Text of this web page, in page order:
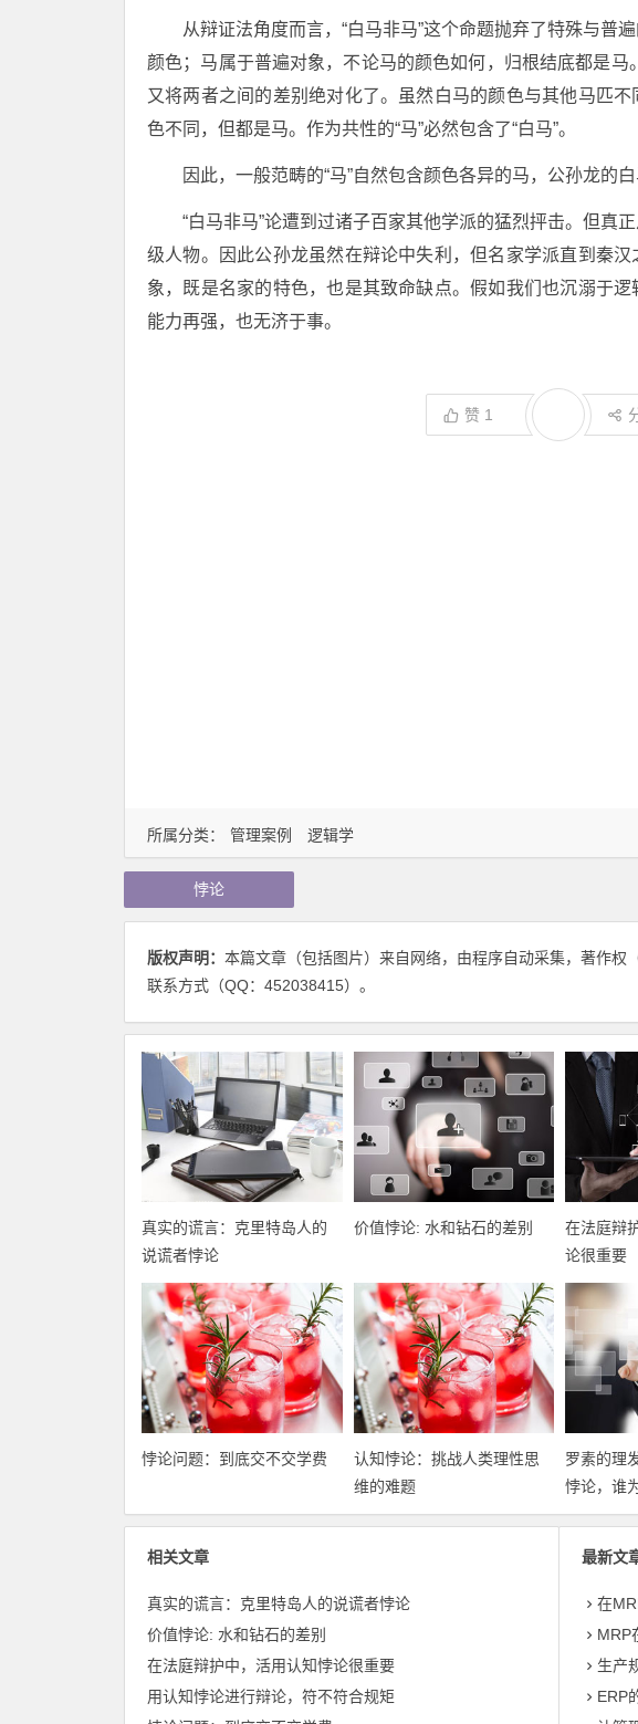
从辩证法角度而言，“白马非马”这个命题抛弃了特殊与普
颜色；马属于普遍对象，不论马的颜色如何，归根结底都是马
又将两者之间的差别绝对化了。虽然白马的颜色与其他马匹
色不同，但都是马。作为共性的“马”必然包含了“白马”。
因此，一般范畴的“马”自然包含颜色各异的马，公孙龙的
“白马非马”论遭到过诸子百家其他学派的猛烈抨击。但真
级人物。因此公孙龙虽然在辩论中失利，但名家学派直到秦
象，既是名家的特色，也是其致命缺点。假如我们也沉溺于
能力再强，也无济于事。
赞 1
所属分类： 管理案例 逻辑学
悖论
版权声明： 本篇文章（包括图片）来自网络，由程序自动采集，著作权
联系方式（QQ：452038415）。
真实的谎言：克里特岛人的
说谎者悖论
价值悖论: 水和钻石的差别
在法庭辩
论很重要
悖论问题：到底交不交学费
认知悖论：挑战人类理性思
维的难题
罗素的理
悖论，谁
相关文章
真实的谎言：克里特岛人的说谎者悖论
价值悖论: 水和钻石的差别
在法庭辩护中，活用认知悖论很重要
用认知悖论进行辩论，符不符合规矩
最新文
在MRP
MRP
生产
ERP